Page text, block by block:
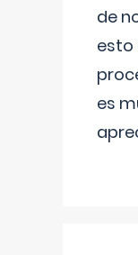
de
esto
es